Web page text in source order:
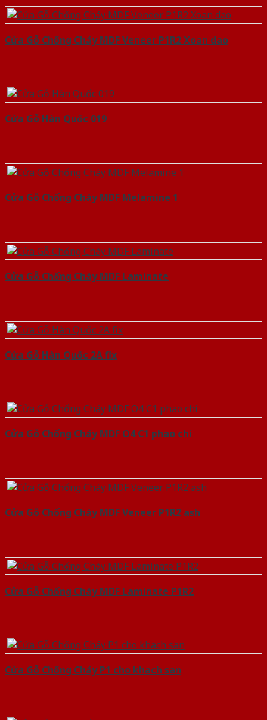
Cửa Gỗ Chống Cháy MDF Veneer P1R2 Xoan dao
Cửa Gỗ Hàn Quốc 019
Cửa Gỗ Chống Cháy MDF Melamine 1
Cửa Gỗ Chống Cháy MDF Laminate
Cửa Gỗ Hàn Quốc 2A fix
Cửa Gỗ Chống Cháy MDF O4 C1 phao chi
Cửa Gỗ Chống Cháy MDF Veneer P1R2 ash
Cửa Gỗ Chống Cháy MDF Laminate P1R2
Cửa Gỗ Chống Cháy P1 cho khach san